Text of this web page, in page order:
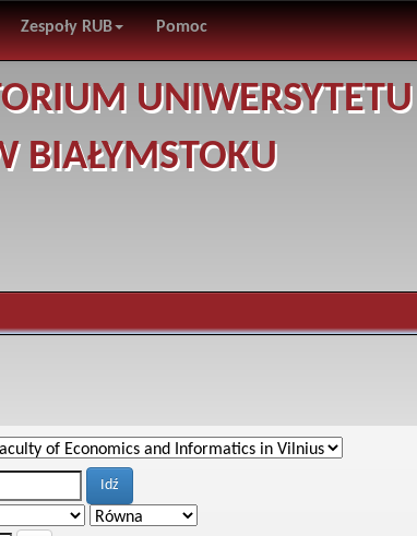
Zespoły RUB Pomoc
UNIWERSYTETU
BIAŁYMSTOKU